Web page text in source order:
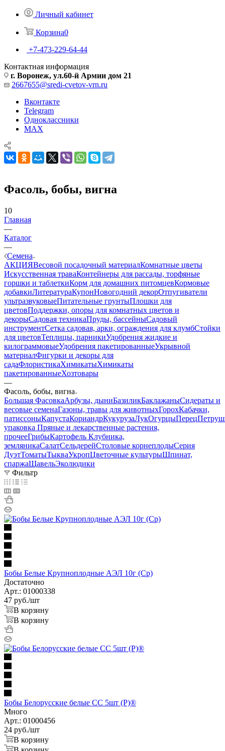
Личный кабинет
Корзина0
+7-473-229-64-44
Контактная информация
г. Воронеж, ул.60-й Армии дом 21
2667655@sredi-cvetov-vrn.ru
Вконтакте
Telegram
Одноклассники
MAX
Фасоль, бобы, вигна
10
Главная
—
Каталог
—
Семена
АКЦИЯВесовой посадочный материалКомнатные цветы
Искусственная траваКонтейнеры для рассады, торфяные
горшки и таблеткиКорм для домашних питомцевКормовые
добавкиЛитератураКупонНовогодний декорОтпугиватели
ультразвуковыеПитательные грунтыПлошки для
цветовПоддержки, опоры для комнатных цветов и
декорыСадовая техникаПруды, бассейныСадовый
инструментСетка садовая, арки, ограждения для клумбСтойки
для цветовТеплицы, парникиУдобрения жидкие и
килограммовыеУдобрения пакетированныеУкрывной
материалФигурки и декоры для
садаФлористикаХимикатыХимикаты
пакетированныеХозтовары
—
Фасоль, бобы, вигна
Большая ФасовкаАрбузы, дыниБазиликБаклажаныСидераты и
весовые семенаГазоны, травы для животныхГорохКабачки,
патиссоныКапустаКориандрКукурузаЛукОгурцыПерец
упаковка Пряные и лекарственные растения,
прочееГрибыКартофель Клубника,
земляникаСалатСельдерейСтоловые корнеплодыСерия
ДуэтТоматыТыкваУкропЦветочные культурыШпинат,
спаржаЩавельЭколюдики
Фильтр
Бобы Белые Крупноплодные АЭЛ 10г (Ср)
Достаточно
Арт.: 01000338
47 руб./шт
В корзину
В корзину
Бобы Белорусские белые СС 5шт (Р)®
Много
Арт.: 01000456
24 руб./шт
В корзину